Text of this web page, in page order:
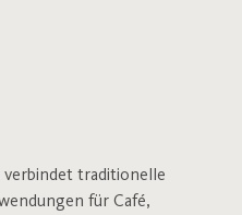
verbindet traditionelle
für Café,